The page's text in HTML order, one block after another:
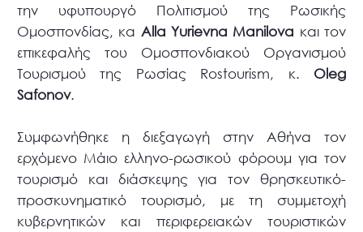
την υφυπουργό Πολιτισμού της Ρωσικής
Ομοσπονδίας, κα Alla Υurievna Manilova και τον
επικεφαλής του Ομοσπονδιακού Οργανισμού
Τουρισμού της Ρωσίας Rostourism, κ. Οleg
Safonov.
Συμφωνήθηκε η διεξαγωγή στην Αθήνα τον
ερχόμενο Μάιο ελληνο-ρωσικού φόρουμ για τον
τουρισμό και διάσκεψης για τον θρησκευτικό-
προσκυνηματικό τουρισμό, με τη συμμετοχή
κυβερνητικών και περιφερειακών τουριστικών